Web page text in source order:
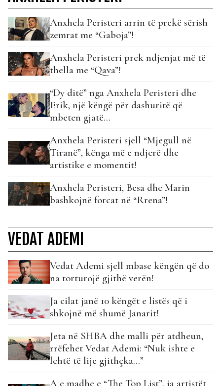
Anxhela Peristeri arrin të prekë sërish
zemrat me “Gaboja”!
Anxhela Peristeri prek ndjenjat më të
thella me “Qava”!
“Dy ditë” nga Anxhela Peristeri dhe
Erik, një këngë për dashuritë që
mbeten gjatë…
Anxhela Peristeri sjell “Mjegull në
Tiranë”, kënga më e ndjerë dhe
artistike e momentit!
Anxhela Peristeri, Besa dhe Marin
bashkojnë forcat në “Rrena”!
VEDAT ADEMI
Vedat Ademi sjell mbase këngën që do
na torturojë gjithë verën!
Ja cilat janë 10 këngët e listës që i
shkojnë më shumë Janarit!
Jeta në SHBA dhe malli për atdheun,
rrëfehet Vedat Ademi: “Nuk ishte e
lehtë të lije gjithçka…”
A e madhe e “The Top List”, ja artistët